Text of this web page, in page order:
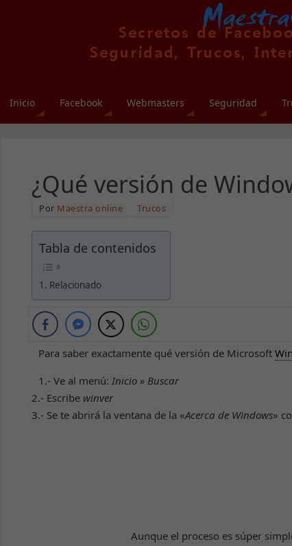
Inicio Facebook Webmasters Seguridad
¿Qué versión de
Por Maestra online Trucos
Tabla de contenidos
Relacionado
Para saber exactamente qué versión de Microsoft
1.- Ve al menú: Inicio » Buscar
2.- Escribe winver
3.- Se te abrirá la ventana de la «Acerca de Windows»
Aunque el proceso es súper